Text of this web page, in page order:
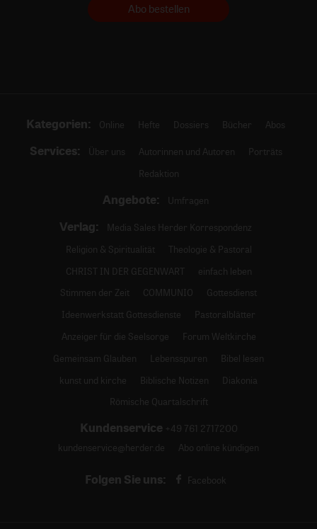
Abo bestellen
Kategorien: Online Hefte Dossiers Bücher Abos
Services: Über uns Autorinnen und Autoren
Porträts
Redaktion
Angebote: Umfragen
Verlag:
Media Sales Herder Korrespondenz
Religion & Spiritualität
Theologie & Pastoral
CHRIST IN DER GEGENWART
einfach leben
Stimmen der Zeit
COMMUNIO
Gottesdienst
Ideenwerkstatt Gottesdienste
Pastoralblätter
Anzeiger für die Seelsorge
Forum Weltkirche
Gemeinsam Glauben
Lebensspuren
Bibel lesen
kunst und kirche
Biblische Notizen
Diakonia
Römische Quartalschrift
Kundenservice +49 761 2717200
kundenservice@herder.de
Abo online kündigen
Folgen Sie uns: Facebook